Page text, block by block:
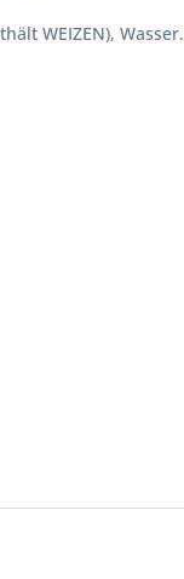
WEIZEN), Wasser.